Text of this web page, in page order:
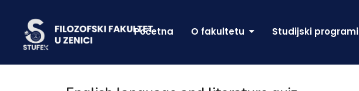
Početna O fakultetu Studijski programi